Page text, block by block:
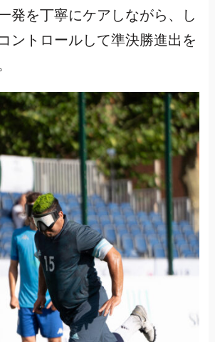
発を丁寧にケアしながら、し
ントロールして準決勝進出を